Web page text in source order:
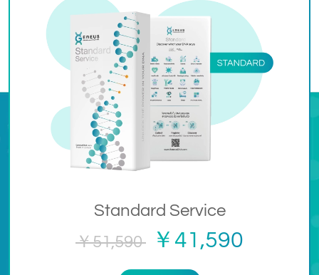
Standard Service
￥51,590
￥41,590